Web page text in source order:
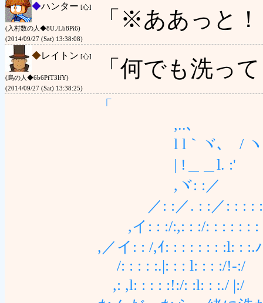
◆ハンター [心]
(入村数の人◆8U./Lb8Pi6)
(2014/09/27 (Sat) 13:38:08)
「※ああっと
◆レイトン [心]
(烏の人◆6b6PfT3lfY)
(2014/09/27 (Sat) 13:38:25)
「何でも洗っ
「
,..､
l l｀ヾ､ / ヽ,..-
| !＿＿l. :' : : : : :
,ヾ: :／ : : : :
／: :／. : :／: : : : : ,:
,イ: : :/:,: : :/: : : : : : :
,／イ: : /,ｲ: : : : : : : :l: : :.
/: : : : :.|: : : l: : : :/!-:/
,: ,l: : : : :!:/: :l: :